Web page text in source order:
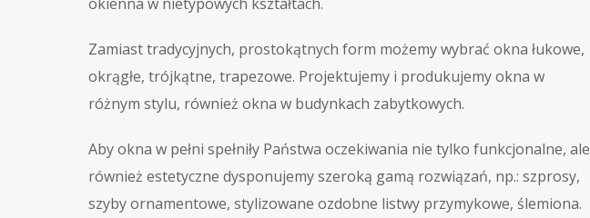
Zamiast tradycyjnych, prostokątnych form możemy wybrać okna łukowe,
okrągłe, trójkątne, trapezowe. Projektujemy i produkujemy okna w
różnym stylu, również okna w budynkach zabytkowych.
Aby okna w pełni spełniły Państwa oczekiwania nie tylko funkcjonalne, ale
również estetyczne dysponujemy szeroką gamą rozwiązań, np.: szprosy,
szyby ornamentowe, stylizowane ozdobne listwy przymykowe, ślemiona.